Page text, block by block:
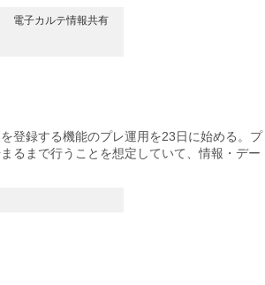
電子カルテ情報共有
登録する機能のプレ運用を23日に始める。プ
るまで行うことを想定していて、情報・デー